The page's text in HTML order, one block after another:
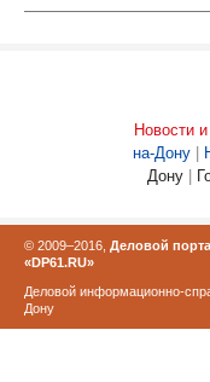
Новости
на-Дону
Дону
© 2009–2016, Деловой
«DP61.RU»
Деловой информационно-
Дону